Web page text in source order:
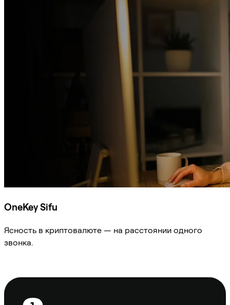
OneKey Sifu
Ясность в криптовалюте — на расстоянии одного
звонка.
Нижний